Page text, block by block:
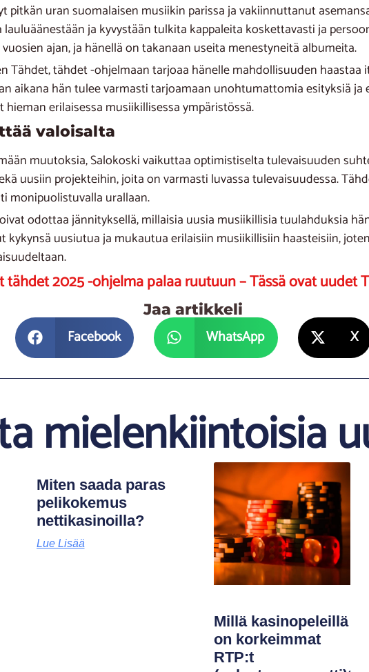
pitkän uran suomalaisen musiikin parissa ja vakiinnuttanut
ja kyvystään tulkita kappaleita koskettavasti ja
ajan, ja hänellä on takanaan useita menestyneitä albumeita.
Tähdet, tähdet -ohjelmaan tarjoaa hänelle mahdollisuuden haastaa
aikana hän tulee varmasti tarjoamaan unohtumattomia esityksiä ja
erilaisessa musiikillisessa ympäristössä.
valoisalta
muutoksia, Salokoski vaikuttaa optimistiselta tulevaisuuden
uusiin projekteihin, joita on varmasti luvassa tulevaisuudessa.
monipuolistuvalla urallaan.
odottaa jännityksellä, millaisia uusia musiikillisia tuulahduksia
kykynsä uusiutua ja mukautua erilaisiin musiikillisiin haasteisiin,
tähdet 2025 -ohjelma palaa ruutuun – Tässä ovat uudet
Jaa artikkeli
Facebook WhatsApp X
mielenkiintoisia
Miten saada paras
pelikokemus
nettikasinoilla?
Lue Lisää
Millä kasinopeleillä
on korkeimmat
RTP:t